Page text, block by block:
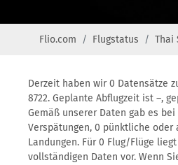
Flio.com Flugstatus Thai
Derzeit haben wir 0 Datensätze
8722. Geplante Abflugzeit ist –,
Gemäß unserer Daten gab es bei
Verspätungen, 0 pünktliche oder
Landungen. Für 0 Flug/Flüge
vollständigen Daten vor. Wenn